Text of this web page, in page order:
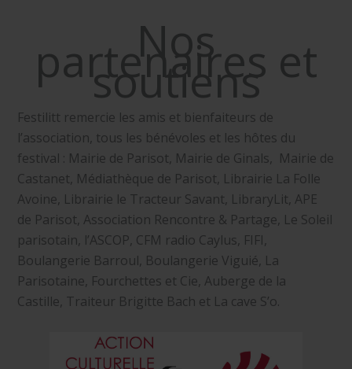
Nos
partenaires et
soutiens
Festilitt remercie les amis et ​bienfaiteurs de
l’association, ​tous les bénévoles et les hôtes du
festival : Mairie de Parisot, Mairie de Ginals, Mairie de
Castanet, Médiathèque de Parisot, Librairie La Folle
Avoine, Librairie le Tracteur Savant, LibraryLit, APE
de Parisot, Association Rencontre & Partage, Le Soleil
parisotain, l’ASCOP, CFM radio Caylus, FIFI,
Boulangerie Barroul, ​Boulangerie Viguié, ​La
Parisotaine, Fourchettes et Cie, Auberge de la
Castille, Traiteur Brigitte Bach et ​La cave S’o.